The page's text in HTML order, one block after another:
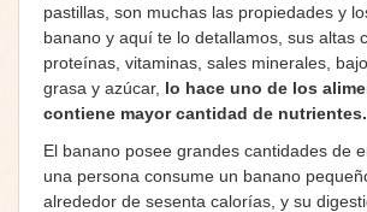
pastillas, son muchas las propiedades y
banano y aquí te lo detallamos, sus altas
proteínas, vitaminas, sales minerales,
grasa y azúcar, lo hace uno de los
contiene mayor cantidad de nutrientes.
El banano posee grandes cantidades de
una persona consume un banano
alrededor de sesenta calorías, y su